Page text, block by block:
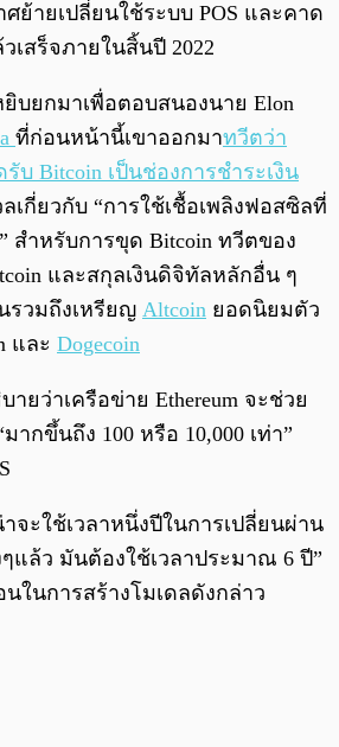
ศย้ายเปลี่ยนใช้ระบบ POS และคาด
เสร็จภายในสิ้นปี 2022
บยกมาเพื่อตอบสนองนาย Elon
ที่ก่อนหน้านี้เขาออกมาทวีตว่า
บ Bitcoin เป็นช่องการชำระเงิน
เกี่ยวกับ “การใช้เชื้อเพลิงฟอสซิลที่
สำหรับการขุด Bitcoin ทวีตของ
และสกุลเงินดิจิทัลหลักอื่น ๆ
รวมถึงเหรียญ Altcoin ยอดนิยมตัว
และ Dogecoin
ยว่าเครือข่าย Ethereum จะช่วย
กขึ้นถึง 100 หรือ 10,000 เท่า”
จะใช้เวลาหนึ่งปีในการเปลี่ยนผ่าน
แล้ว มันต้องใช้เวลาประมาณ 6 ปี”
ในการสร้างโมเดลดังกล่าว